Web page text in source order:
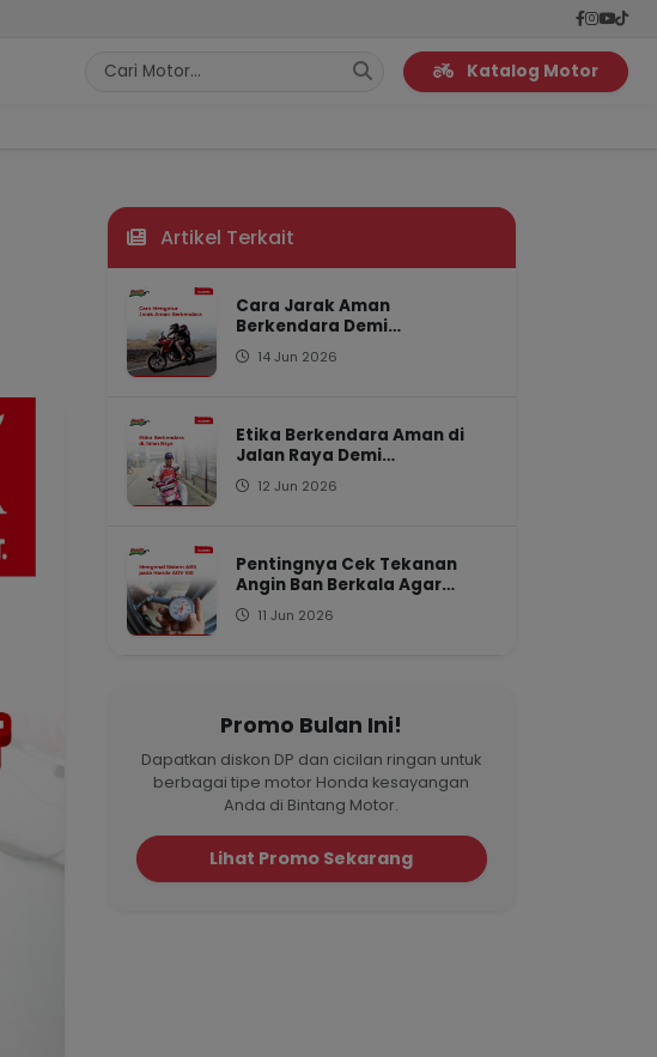
Katalog Motor
Artikel Terkait
Cara Jarak Aman
Berkendara Demi
Keselamatan di Jalan Raya
14 Jun 2026
Etika Berkendara Aman di
Jalan Raya Demi
Keselamatan Bersama
12 Jun 2026
Pentingnya Cek Tekanan
Angin Ban Berkala Agar
Motor Tetap Irit
11 Jun 2026
Promo Bulan Ini!
Dapatkan diskon DP dan cicilan ringan untuk
berbagai tipe motor Honda kesayangan
Anda di Bintang Motor.
Lihat Promo Sekarang